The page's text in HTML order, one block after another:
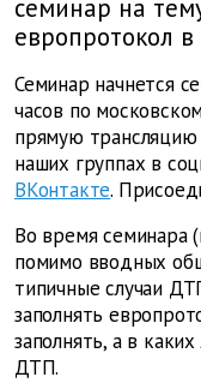
семинар на
европротокол
Семинар начнется
часов по
прямую
наших группах в
ВКонтакте.
Во время семинара
помимо вводных
типичные случаи
заполнять
заполнять, а в
ДТП.